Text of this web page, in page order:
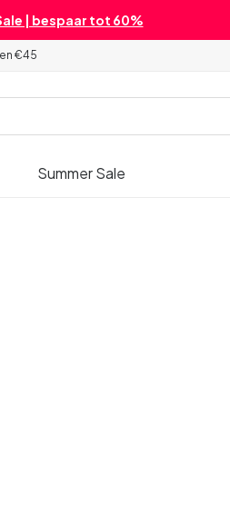
| bespaar tot 60%
€45
Summer Sale